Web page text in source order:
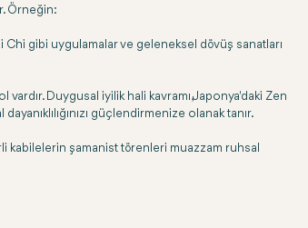
Örneğin:
Chi gibi uygulamalar ve geleneksel dövüş sanatları
Duygusal iyilik hali kavramı, Japonya'daki Zen
güçlendirmenize olanak tanır.
kabilelerin şamanist törenleri muazzam ruhsal